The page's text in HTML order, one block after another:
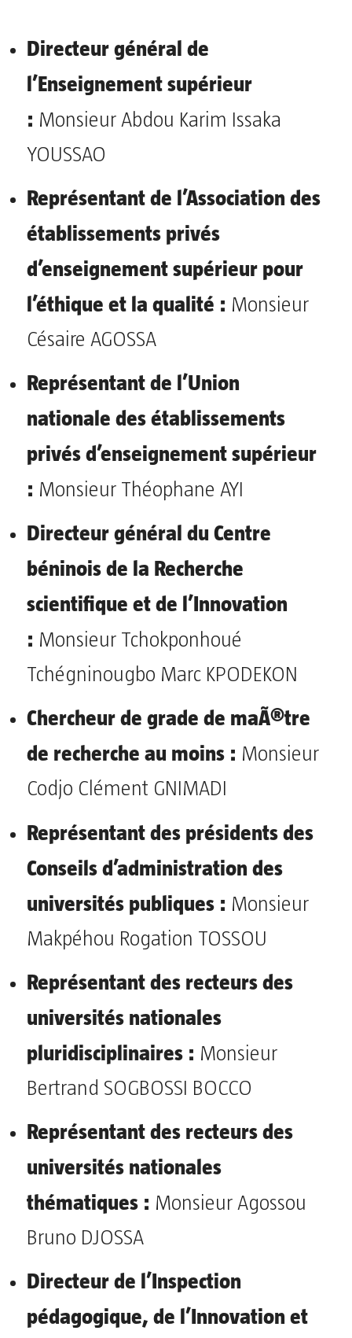
Directeur général de
l’Enseignement supérieur
: Monsieur Abdou Karim Issaka
YOUSSAO
Représentant de l’Association des
établissements privés
d’enseignement supérieur pour
l’éthique et la qualité : Monsieur
Césaire AGOSSA
Représentant de l’Union
nationale des établissements
privés d’enseignement supérieur
: Monsieur Théophane AYI
Directeur général du Centre
béninois de la Recherche
scientifique et de l’Innovation
: Monsieur Tchokponhoué
Tchégninougbo Marc KPODEKON
Chercheur de grade de maÃ®tre
de recherche au moins : Monsieur
Codjo Clément GNIMADI
Représentant des présidents des
Conseils d’administration des
universités publiques : Monsieur
Makpéhou Rogation TOSSOU
Représentant des recteurs des
universités nationales
pluridisciplinaires : Monsieur
Bertrand SOGBOSSI BOCCO
Représentant des recteurs des
universités nationales
thématiques : Monsieur Agossou
Bruno DJOSSA
Directeur de l’Inspection
pédagogique, de l’Innovation et